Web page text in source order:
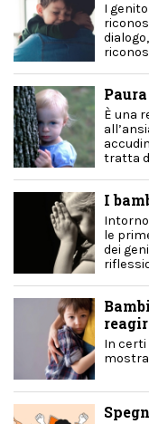
I
È una
tratta
I
le
dei
In